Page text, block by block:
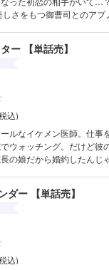
さをもつ御曹司とのアブ
サト ウブな官能小説家
ー 【単話売】
込)
ルなイケメン医師。仕事
ウォッチング。だけど彼
の娘だから婚約したんじゃ
ダー 【単話売】
込)